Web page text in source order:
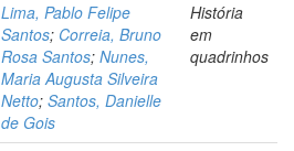
Lima, Pablo Felipe
Santos; Correia, Bruno
Rosa Santos; Nunes,
Maria Augusta Silveira
Netto; Santos, Danielle
de Gois
História
em
quadrinhos